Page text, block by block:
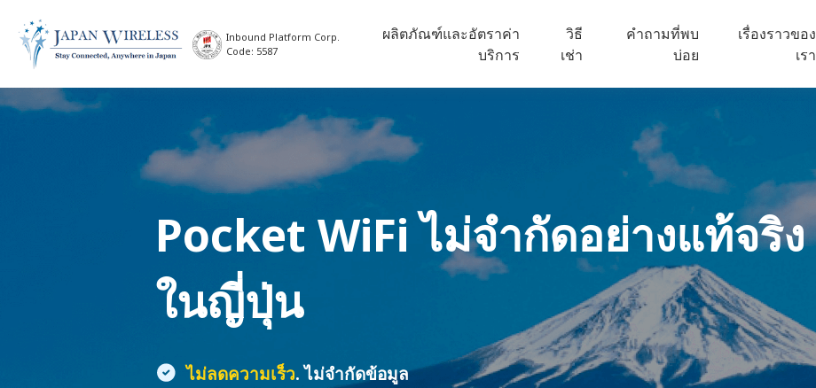
Inbound Platform Corp.
Code: 5587
ผลิตภัณฑ์และอัตราค่า
บริการ
วิธี
เช่า
คำถามที่พบ
บ่อย
เรื่องราวของ
เรา
Pocket WiFiไม่จำกัดอย่างแท้จริง
ในญี่ปุ่น
ไม่ลดความเร็ว. ไม่จำกัดข้อมูล